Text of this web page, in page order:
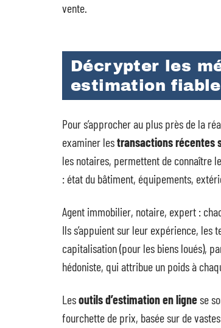
vente.
Décrypter les
estimation fiable
Pour s’approcher au plus près de la
examiner lestransactions récentes
les notaires, permettent de connaître
: état du bâtiment, équipements,
Agent immobilier, notaire, expert :
Ils s’appuient sur leur expérience,
capitalisation (pour les biens loués),
hédoniste, qui attribue un poids à
Lesoutils d’estimation en lignese
fourchette de prix, basée sur de